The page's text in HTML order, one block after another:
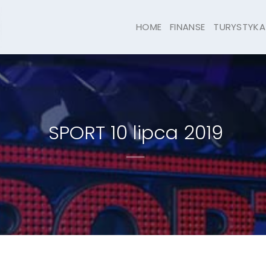
HOME FINANSE TURYSTYKA
SPORT 10 lipca 2019